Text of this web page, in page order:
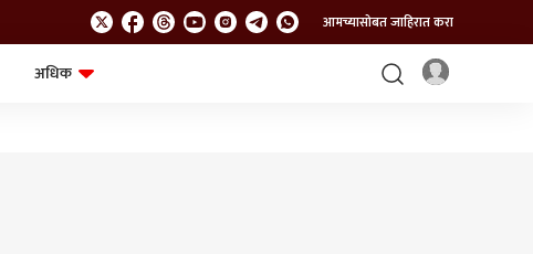
आमच्यासोबत जाहिरात करा
अधिक